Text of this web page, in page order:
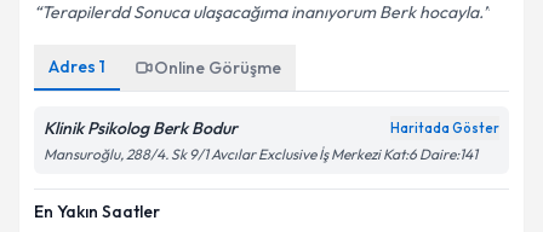
Terapilerdd Sonuca ulaşacağıma inanıyorum Berk hocayla.
Adres 1 Online Görüşme
Klinik Psikolog Berk Bodur Haritada Göster
Mansuroğlu, 288/4. Sk 9/1 Avcılar Exclusive İş Merkezi Kat:6 Daire:141
En Yakın Saatler